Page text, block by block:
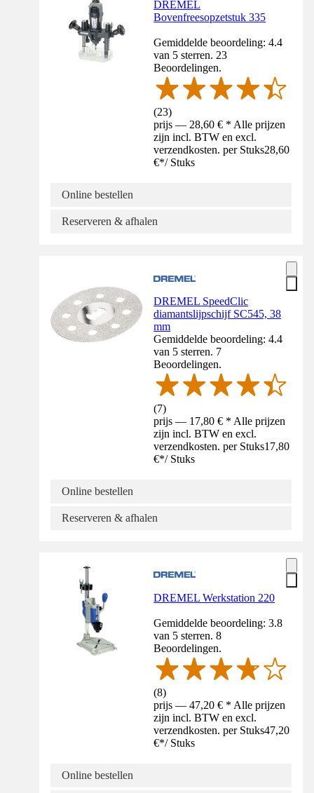
DREMEL
Bovenfreesopzetstuk 335
Gemiddelde beoordeling: 4.4
van 5 sterren. 23
Beoordelingen.
(23)
prijs — 28,60 € * Alle prijzen
zijn incl. BTW en excl.
verzendkosten. per Stuks28,60
€*/ Stuks
Online bestellen
Reserveren & afhalen
DREMEL SpeedClic
diamantslijpschijf SC545, 38
mm
Gemiddelde beoordeling: 4.4
van 5 sterren. 7
Beoordelingen.
(7)
prijs — 17,80 € * Alle prijzen
zijn incl. BTW en excl.
verzendkosten. per Stuks17,80
€*/ Stuks
Online bestellen
Reserveren & afhalen
DREMEL Werkstation 220
Gemiddelde beoordeling: 3.8
van 5 sterren. 8
Beoordelingen.
(8)
prijs — 47,20 € * Alle prijzen
zijn incl. BTW en excl.
verzendkosten. per Stuks47,20
€*/ Stuks
Online bestellen